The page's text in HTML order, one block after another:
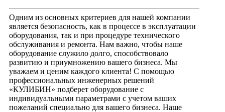
Одним из основных критериев для нашей компании
является безопасность, как в процессе в эксплуатации
оборудования, так и при процедуре технического
обслуживания и ремонта. Нам важно, чтобы наше
оборудование служило долго, способствовало
развитию и приумножению вашего бизнеса. Мы
уважаем и ценим каждого клиента! С помощью
профессиональных инженерных решений
«КУЛИБИН» подберет оборудование с
индивидуальными параметрами с учетом ваших
пожеланий специально для вашего бизнеса. Наше